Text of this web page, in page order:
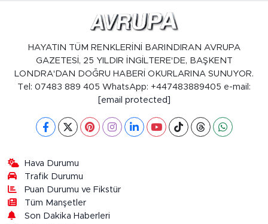
HAYATIN TÜM RENKLERİNİ BARINDIRAN AVRUPA
GAZETESİ, 25 YILDIR İNGİLTERE'DE, BAŞKENT
LONDRA'DAN DOĞRU HABERİ OKURLARINA SUNUYOR.
Tel: 07483 889 405 WhatsApp: +447483889405 e-mail:
[email protected]
Hava Durumu
Trafik Durumu
Puan Durumu ve Fikstür
Tüm Manşetler
Son Dakika Haberleri